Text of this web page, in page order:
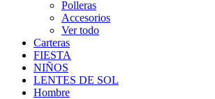
Polleras
Accesorios
Ver todo
Carteras
FIESTA
NIÑOS
LENTES DE SOL
Hombre